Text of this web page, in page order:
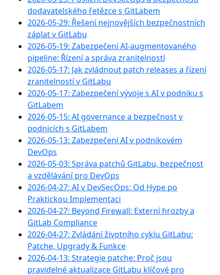
dodavatelského řetězce s GitLabem
2026-05-29: Řešení nejnovějších bezpečnostních
záplat v GitLabu
2026-05-19: Zabezpečení AI-augmentovaného
pipeline: Řízení a správa zranitelností
2026-05-17: Jak zvládnout patch releases a řízení
zranitelností v GitLabu
2026-05-17: Zabezpečení vývoje s AI v podniku s
GitLabem
2026-05-15: AI governance a bezpečnost v
podnicích s GitLabem
2026-05-13: Zabezpečení AI v podnikovém
DevOps
2026-05-03: Správa patchů GitLabu, bezpečnost
a vzdělávání pro DevOps
2026-04-27: AI v DevSecOps: Od Hype po
Praktickou Implementaci
2026-04-27: Beyond Firewall: Externí hrozby a
GitLab Compliance
2026-04-27: Zvládání životního cyklu GitLabu:
Patche, Upgrady & Funkce
2026-04-13: Strategie patche: Proč jsou
pravidelné aktualizace GitLabu klíčové pro